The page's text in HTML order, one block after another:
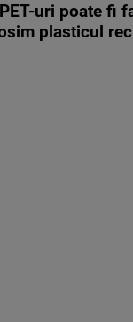
uri poate fi
plasticul